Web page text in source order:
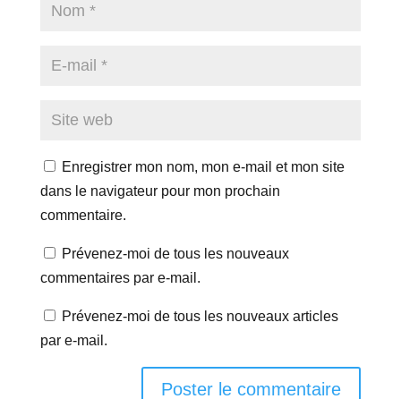
Enregistrer mon nom, mon e-mail et mon site
dans le navigateur pour mon prochain
commentaire.
Prévenez-moi de tous les nouveaux
commentaires par e-mail.
Prévenez-moi de tous les nouveaux articles
par e-mail.